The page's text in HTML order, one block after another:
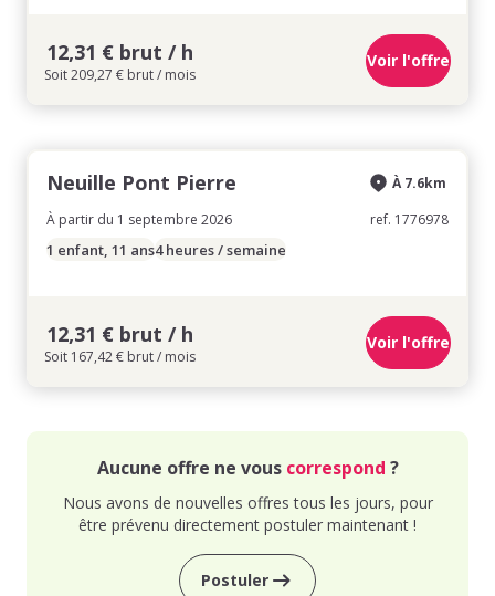
12,31 € brut / h
Soit 209,27 € brut / mois
Voir l'offre
Neuille Pont Pierre
À partir du 1 septembre 2026
À 7.6km
ref. 1776978
1 enfant, 11 ans4 heures / semaine
12,31 € brut / h
Soit 167,42 € brut / mois
Voir l'offre
Aucune offre ne vous correspond ?
Nous avons de nouvelles offres tous les jours, pour
être prévenu directement postuler maintenant !
Postuler